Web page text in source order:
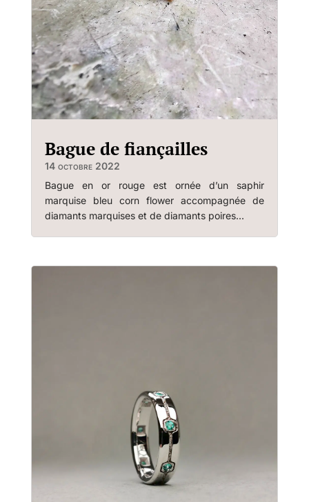
Bague de fiançailles
14 octobre 2022
Bague en or rouge est ornée d’un saphir
marquise bleu corn flower accompagnée de
diamants marquises et de diamants poires...